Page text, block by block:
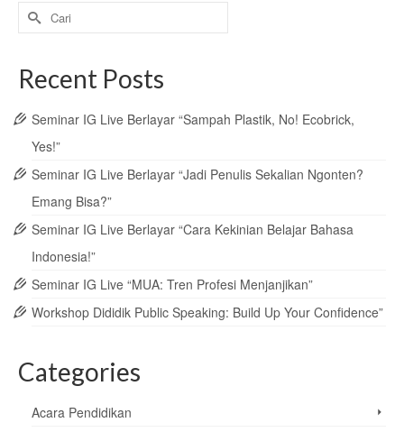
Search
for:
Recent Posts
Seminar IG Live Berlayar “Sampah Plastik, No! Ecobrick,
Yes!”
Seminar IG Live Berlayar “Jadi Penulis Sekalian Ngonten?
Emang Bisa?”
Seminar IG Live Berlayar “Cara Kekinian Belajar Bahasa
Indonesia!”
Seminar IG Live “MUA: Tren Profesi Menjanjikan”
Workshop Dididik Public Speaking: Build Up Your Confidence”
Categories
Acara Pendidikan